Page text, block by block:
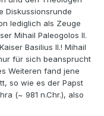
Diskussionsrunde
lediglich als Zeuge
Mihail Paleogolos II.
Basilius II.! Mihail
für sich beansprucht
Weiteren fand jene
so wie es der Papst
(~ 981 n.Chr.), also